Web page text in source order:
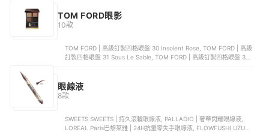
TOM FORD眼影
10款
TOM FORD | 高級訂製四格眼盤 30 Insolent Rose, TOM FORD | 高級
訂製四格眼盤 31 Sous Le Sable, TOM FORD | 高級訂製四格眼盤 35
眼線液
8款
SWEETS SWEETS | 持久滾輪眼線液, PALLADIO | 奢華閃耀眼線液,
LOREAL Paris巴黎萊雅 | 24H抗暈零失手眼線液, FLOWFUSHI UZU渦 |